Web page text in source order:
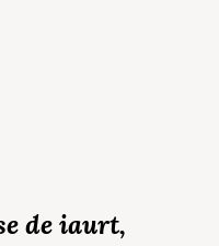
de iaurt,